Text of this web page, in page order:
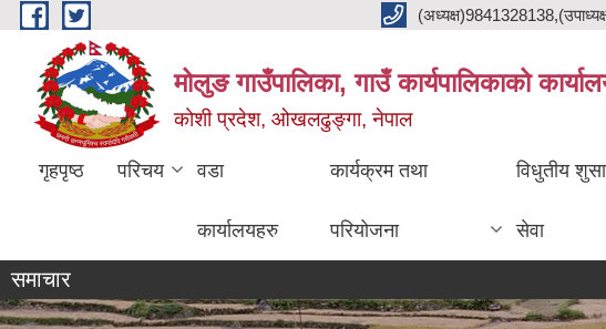
Skip to main content
मोलुङ गाउँपालिका, गाउँ कार्यपालिकाको
कोशी प्रदेश, ओखलढुङ्गा, नेपाल
गृहपृष्ठ परिचय वडा
कार्यालयहरु
कार्यक्रम तथा
परियोजना
विधुतीय
सेवा
समाचार